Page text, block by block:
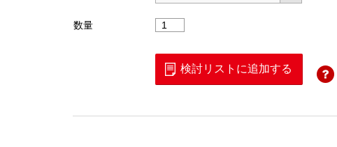
数量
基
信
発
検討リストに追加する